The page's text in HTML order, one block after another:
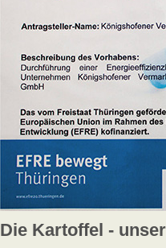
Die Kartoffel -